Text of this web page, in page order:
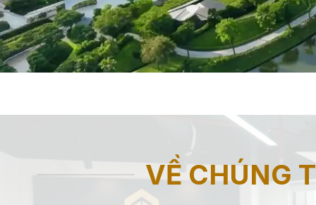
VỀ CHÚNG